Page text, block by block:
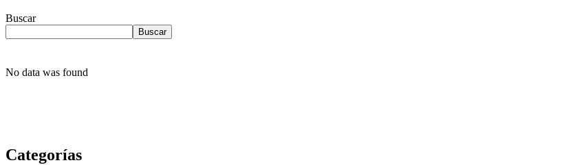
Buscar
Buscar
No data was found
Categorías